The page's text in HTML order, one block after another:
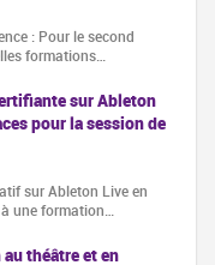
: Pour le second
formations…
sur Ableton
pour la session de
sur Ableton Live en
une formation…
théâtre et en